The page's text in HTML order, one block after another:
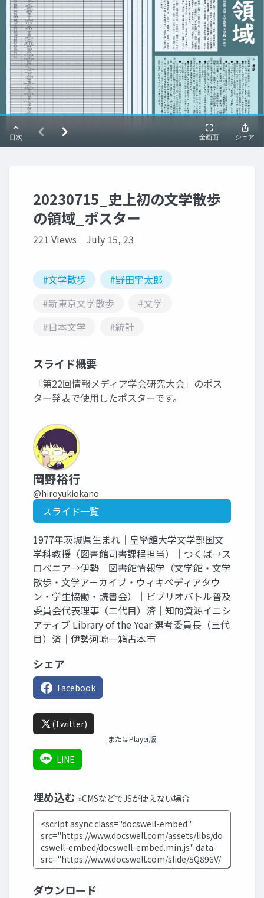
20230715_史上初の文学散歩
の領域_ポスター
221 Views July 15, 23
#文学散歩
#野田宇太郎
#新東京文学散歩
#文学
#日本文学
#統計
スライド概要
「第22回情報メディア学会研究大会」のポス
ター発表で使用したポスターです。
岡野裕行
@hiroyukiokano
スライド一覧
1977年茨城県生まれ｜皇學館大学文学部国文
学科教授（図書館司書課程担当）｜つくば→ス
ロベニア→伊勢｜図書館情報学（文学館・文学
散歩・文学アーカイブ・ウィキペディアタウ
ン・学生協働・読書会）｜ビブリオバトル普及
委員会代表理事（二代目）済｜知的資源イニシ
アティブ Library of the Year 選考委員長（三代
目）済｜伊勢河崎一箱古本市
シェア
Facebook
(Twitter)
またはPlayer版
LINE
埋め込む »CMSなどでJSが使えない場合
ダウンロード